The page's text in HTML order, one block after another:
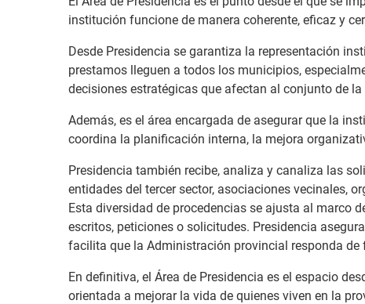
institución funcione de manera coherente, eficaz y
Desde Presidencia se garantiza la representación
prestamos lleguen a todos los municipios,
decisiones estratégicas que afectan al conjunto de
Además, es el área encargada de asegurar que la
coordina la planificación interna, la mejora
Presidencia también recibe, analiza y canaliza las
entidades del tercer sector, asociaciones vecinales,
Esta diversidad de procedencias se ajusta al marco
escritos, peticiones o solicitudes. Presidencia
facilita que la Administración provincial responda
En definitiva, el Área de Presidencia es el espacio
orientada a mejorar la vida de quienes viven en la